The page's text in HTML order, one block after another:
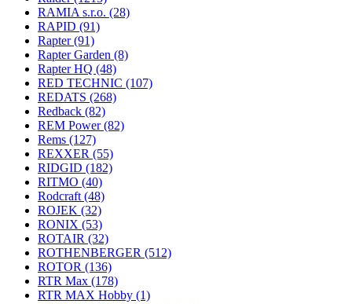
RAMIA s.r.o. (28)
RAPID (91)
Rapter(91)
Rapter Garden (8)
Rapter HQ (48)
RED TECHNIC (107)
REDATS (268)
Redback (82)
REM Power(82)
Rems (127)
REXXER (55)
RIDGID (182)
RITMO (40)
Rodcraft (48)
ROJEK (32)
RONIX (53)
ROTAIR (32)
ROTHENBERGER (512)
ROTOR (136)
RTR Max (178)
RTR MAX Hobby (1)